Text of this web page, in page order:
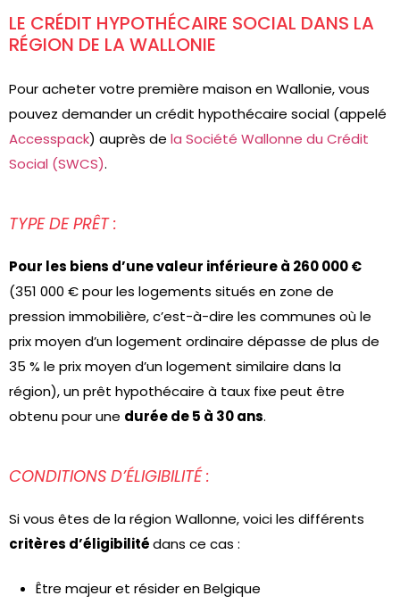
LE CRÉDIT HYPOTHÉCAIRE SOCIAL DANS LA
RÉGION DE LA WALLONIE
Pour acheter votre première maison en Wallonie, vous
pouvez demander un crédit hypothécaire social (appelé
Accesspack) auprès de la Société Wallonne du Crédit
Social (SWCS).
TYPE DE PRÊT :
Pour les biens d’une valeur inférieure à 260 000 €
(351 000 € pour les logements situés en zone de
pression immobilière, c’est-à-dire les communes où le
prix moyen d’un logement ordinaire dépasse de plus de
35 % le prix moyen d’un logement similaire dans la
région), un prêt hypothécaire à taux fixe peut être
obtenu pour une durée de 5 à 30 ans.
CONDITIONS D’ÉLIGIBILITÉ :
Si vous êtes de la région Wallonne, voici les différents
critères d’éligibilitédans ce cas :
Être majeur et résider en Belgique